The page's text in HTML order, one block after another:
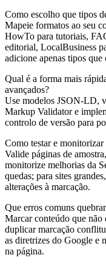
Como escolho que tipos
Mapeie formatos ao seu
HowTo para tutoriais,
editorial, LocalBusiness
adicione apenas tipos
Qual é a forma mais
avançados?
Use modelos JSON-LD,
Markup Validator e
controlo de versão para
Como testar e monitorizar
Valide páginas de
monitorize melhorias da
quedas; para sites
alterações à marcação.
Que erros comuns
Marcar conteúdo que não
duplicar marcação
as diretrizes do Google e
na página.